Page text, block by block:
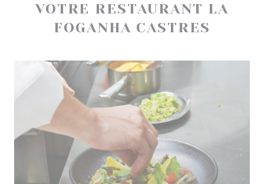
VOTRE RESTAURANT LA
FOGANHA CASTRES